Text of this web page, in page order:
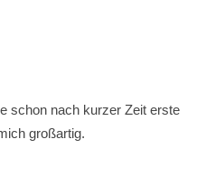
schon nach kurzer Zeit erste
großartig.